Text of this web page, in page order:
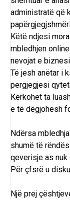
administratë që
Këtë ndjesi
mbledhjen
nevojat e
Të jesh anëtar i
pergjegjesi
Kërkohet ta
e të dëgjohesh
Ndërsa
shumë të
qeverisje as nuk
Për çfsrë u
Një prej